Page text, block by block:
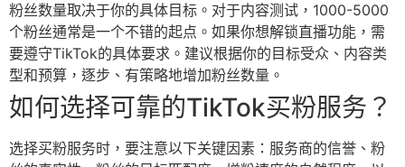
粉丝数量取决于你的具体目标。对于内容测试，1000-5000
个粉丝通常是一个不错的起点。如果你想解锁直播功能，需
要遵守TikTok的具体要求。建议根据你的目标受众、内容类
型和预算，逐步、有策略地增加粉丝数量。
如何选择可靠的TikTok买粉服务？
选择买粉服务时，要注意以下关键因素：服务商的信誉、粉